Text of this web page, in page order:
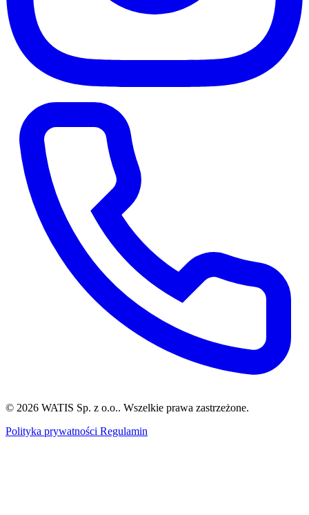
© 2026 WATIS Sp. z o.o.. Wszelkie prawa zastrzeżone.
Polityka prywatności Regulamin